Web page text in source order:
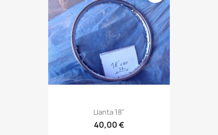
Llanta 18"
40,00 €